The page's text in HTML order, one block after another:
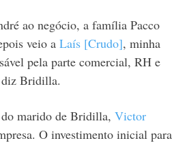
ao negócio, a família Pacco
veio a Laís [Crudo], minha
pela parte comercial, RH e
diz Bridilla.
marido de Bridilla, Victor
O investimento inicial para